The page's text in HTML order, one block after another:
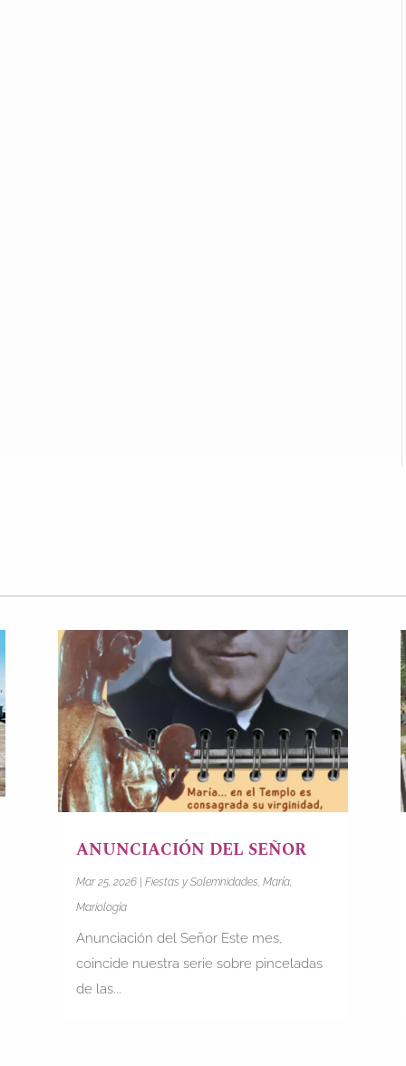
ANUNCIACIÓN DEL SEÑOR
Mar 25, 2026| Fiestas y Solemnidades María,
Mariología
Anunciación del Señor Este mes,
coincide nuestra serie sobre pinceladas
de las...